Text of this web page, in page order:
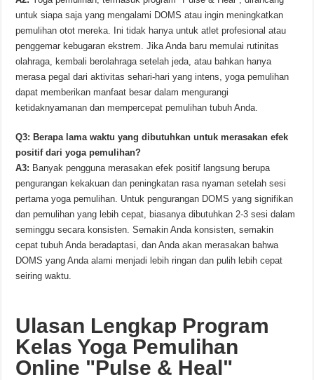
untuk siapa saja yang mengalami DOMS atau ingin meningkatkan
pemulihan otot mereka. Ini tidak hanya untuk atlet profesional atau
penggemar kebugaran ekstrem. Jika Anda baru memulai rutinitas
olahraga, kembali berolahraga setelah jeda, atau bahkan hanya
merasa pegal dari aktivitas sehari-hari yang intens, yoga pemulihan
dapat memberikan manfaat besar dalam mengurangi
ketidaknyamanan dan mempercepat pemulihan tubuh Anda.
Q3: Berapa lama waktu yang dibutuhkan untuk merasakan efek
positif dari yoga pemulihan?
A3: Banyak pengguna merasakan efek positif langsung berupa
pengurangan kekakuan dan peningkatan rasa nyaman setelah sesi
pertama yoga pemulihan. Untuk pengurangan DOMS yang signifikan
dan pemulihan yang lebih cepat, biasanya dibutuhkan 2-3 sesi dalam
seminggu secara konsisten. Semakin Anda konsisten, semakin
cepat tubuh Anda beradaptasi, dan Anda akan merasakan bahwa
DOMS yang Anda alami menjadi lebih ringan dan pulih lebih cepat
seiring waktu.
Ulasan Lengkap Program
Kelas Yoga Pemulihan
Online "Pulse & Heal"